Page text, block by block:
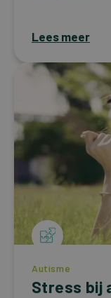
Lees meer
Autisme
Stress bij